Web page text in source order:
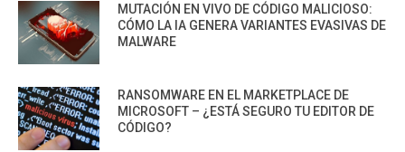
MUTACIÓN EN VIVO DE CÓDIGO MALICIOSO:
CÓMO LA IA GENERA VARIANTES EVASIVAS DE
MALWARE
RANSOMWARE EN EL MARKETPLACE DE
MICROSOFT – ¿ESTÁ SEGURO TU EDITOR DE
CÓDIGO?